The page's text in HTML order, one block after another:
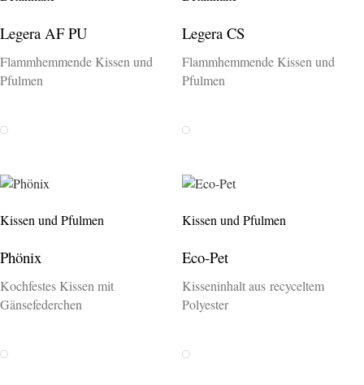
Legera AF PU
Flammhemmende Kissen und
Pfulmen
Weiss
Legera CS
Flammhemmende Kissen und
Pfulmen
Weiss
Kissen und Pfulmen
Phönix
Kochfestes Kissen mit
Gänsefederchen
Weiss
Kissen und Pfulmen
Eco-Pet
Kisseninhalt aus recyceltem
Polyester
Weiss